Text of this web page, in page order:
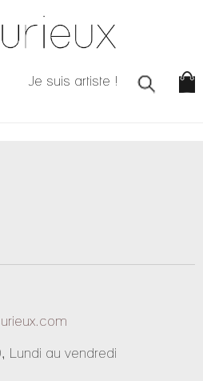
Je suis artiste !
Lundi au vendredi